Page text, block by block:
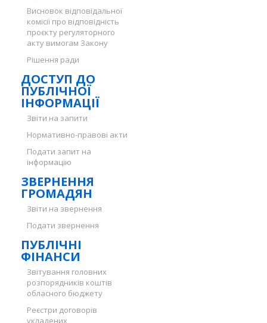
Висновок відповідальної
комісії про відповідність
проєкту регуляторного
акту вимогам Закону
Рішення ради
ДОСТУП ДО
ПУБЛІЧНОЇ
ІНФОРМАЦІЇ
Звіти на запити
Нормативно-правові акти
Подати запит на
інформацію
ЗВЕРНЕННЯ
ГРОМАДЯН
Звіти на звернення
Подати звернення
ПУБЛІЧНІ
ФІНАНСИ
Звітування головних
розпорядників коштів
обласного бюджету
Реєстри договорів
укладених